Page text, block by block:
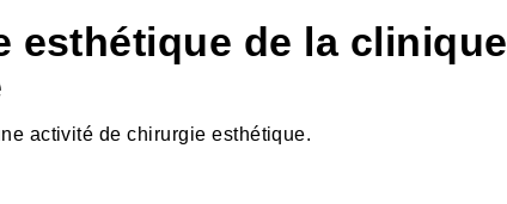
esthétique de la clinique
activité de chirurgie esthétique.